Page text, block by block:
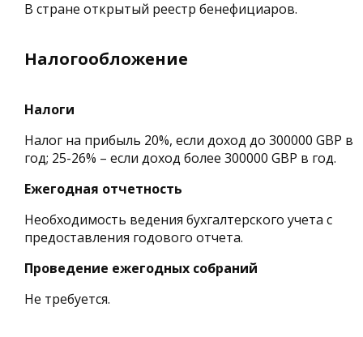
В стране открытый реестр бенефициаров.
Налогообложение
Налоги
Налог на прибыль 20%, если доход до 300000 GBP в
год; 25-26% – если доход более 300000 GBP в год.
Ежегодная отчетность
Необходимость ведения бухгалтерского учета с
предоставления годового отчета.
Проведение ежегодных собраний
Не требуется.